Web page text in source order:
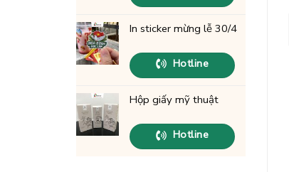
In sticker mừng lễ 30/4
Hotline
Hộp giấy mỹ thuật
Hotline